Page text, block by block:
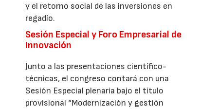
y el retorno social de las inversiones en
regadío.
Sesión Especial y Foro Empresarial de
Innovación
Junto a las presentaciones científico-
técnicas, el congreso contará con una
Sesión Especial plenaria bajo el título
provisional “Modernización y gestión